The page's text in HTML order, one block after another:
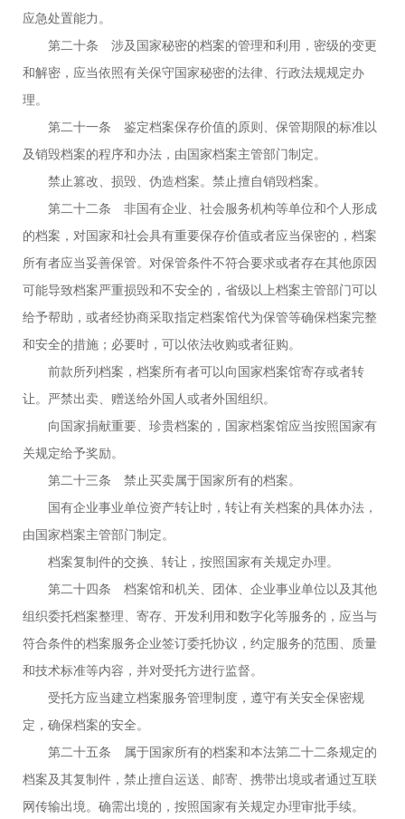
应急处置能力。
第二十条 涉及国家秘密的档案的管理和利用，密级的变更
和解密，应当依照有关保守国家秘密的法律、行政法规规定办
理。
第二十一条 鉴定档案保存价值的原则、保管期限的标准以
及销毁档案的程序和办法，由国家档案主管部门制定。
禁止篡改、损毁、伪造档案。禁止擅自销毁档案。
第二十二条 非国有企业、社会服务机构等单位和个人形成
的档案，对国家和社会具有重要保存价值或者应当保密的，档案
所有者应当妥善保管。对保管条件不符合要求或者存在其他原因
可能导致档案严重损毁和不安全的，省级以上档案主管部门可以
给予帮助，或者经协商采取指定档案馆代为保管等确保档案完整
和安全的措施；必要时，可以依法收购或者征购。
前款所列档案，档案所有者可以向国家档案馆寄存或者转
让。严禁出卖、赠送给外国人或者外国组织。
向国家捐献重要、珍贵档案的，国家档案馆应当按照国家有
关规定给予奖励。
第二十三条 禁止买卖属于国家所有的档案。
国有企业事业单位资产转让时，转让有关档案的具体办法，
由国家档案主管部门制定。
档案复制件的交换、转让，按照国家有关规定办理。
第二十四条 档案馆和机关、团体、企业事业单位以及其他
组织委托档案整理、寄存、开发利用和数字化等服务的，应当与
符合条件的档案服务企业签订委托协议，约定服务的范围、质量
和技术标准等内容，并对受托方进行监督。
受托方应当建立档案服务管理制度，遵守有关安全保密规
定，确保档案的安全。
第二十五条 属于国家所有的档案和本法第二十二条规定的
档案及其复制件，禁止擅自运送、邮寄、携带出境或者通过互联
网传输出境。确需出境的，按照国家有关规定办理审批手续。